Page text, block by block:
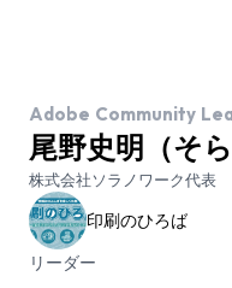
Adobe Community
尾野史明（そら
株式会社ソラノワーク代表
印刷のひろば
リーダー